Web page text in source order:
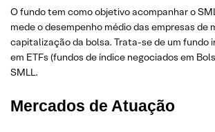
O fundo tem como objetivo acompanhar o
mede o desempenho médio das empresas de
capitalização da bolsa. Trata-se de um fundo
em ETFs (fundos de índice negociados em
SMLL.
Mercados de Atuação